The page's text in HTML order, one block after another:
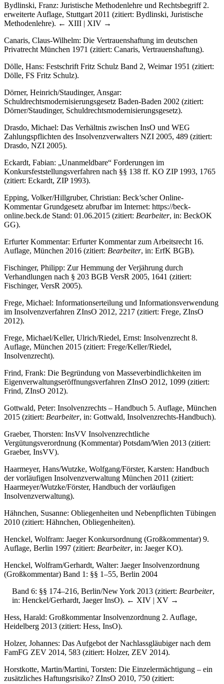
Bydlinski, Franz: Juristische Methodenlehre und Rechtsbegriff 2.
erweiterte Auflage, Stuttgart 2011 (zitiert: Bydlinski, Juristische
Methodenlehre). ← XIII | XIV →
Canaris, Claus-Wilhelm: Die Vertrauenshaftung im deutschen
Privatrecht München 1971 (zitiert: Canaris, Vertrauenshaftung).
Dölle, Hans: Festschrift Fritz Schulz Band 2, Weimar 1951 (zitiert:
Dölle, FS Fritz Schulz).
Dörner, Heinrich/Staudinger, Ansgar:
Schuldrechtsmodernisierungsgesetz Baden-Baden 2002 (zitiert:
Dörner/Staudinger, Schuldrechtsmodernisierungsgesetz).
Drasdo, Michael: Das Verhältnis zwischen InsO und WEG
Zahlungspflichten des Insolvenzverwalters NZI 2005, 489 (zitiert:
Drasdo, NZI 2005).
Eckardt, Fabian: „Unanmeldbare“ Forderungen im
Konkursfeststellungsverfahren nach §§ 138 ff. KO ZIP 1993, 1765
(zitiert: Eckardt, ZIP 1993).
Epping, Volker/Hillgruber, Christian: Beck’scher Online-
Kommentar Grundgesetz abrufbar im Internet: https://beck-
online.beck.de Stand: 01.06.2015 (zitiert: Bearbeiter, in: BeckOK
GG).
Erfurter Kommentar: Erfurter Kommentar zum Arbeitsrecht 16.
Auflage, München 2016 (zitiert: Bearbeiter, in: ErfK BGB).
Fischinger, Philipp: Zur Hemmung der Verjährung durch
Verhandlungen nach § 203 BGB VersR 2005, 1641 (zitiert:
Fischinger, VersR 2005).
Frege, Michael: Informationserteilung und Informationsverwendung
im Insolvenzverfahren ZInsO 2012, 2217 (zitiert: Frege, ZInsO
2012).
Frege, Michael/Keller, Ulrich/Riedel, Ernst: Insolvenzrecht 8.
Auflage, München 2015 (zitiert: Frege/Keller/Riedel,
Insolvenzrecht).
Frind, Frank: Die Begründung von Masseverbindlichkeiten im
Eigenverwaltungseröffnungsverfahren ZInsO 2012, 1099 (zitiert:
Frind, ZInsO 2012).
Gottwald, Peter: Insolvenzrechts – Handbuch 5. Auflage, München
2015 (zitiert: Bearbeiter, in: Gottwald, Insolvenzrechts-Handbuch).
Graeber, Thorsten: InsVV Insolvenzrechtliche
Vergütungsverordnung (Kommentar) Potsdam/Wien 2013 (zitiert:
Graeber, InsVV).
Haarmeyer, Hans/Wutzke, Wolfgang/Förster, Karsten: Handbuch
der vorläufigen Insolvenzverwaltung München 2011 (zitiert:
Haarmeyer/Wutzke/Förster, Handbuch der vorläufigen
Insolvenzverwaltung).
Hähnchen, Susanne: Obliegenheiten und Nebenpflichten Tübingen
2010 (zitiert: Hähnchen, Obliegenheiten).
Henckel, Wolfram: Jaeger Konkursordnung (Großkommentar) 9.
Auflage, Berlin 1997 (zitiert: Bearbeiter, in: Jaeger KO).
Henckel, Wolfram/Gerhardt, Walter: Jaeger Insolvenzordnung
(Großkommentar) Band 1: §§ 1–55, Berlin 2004
Band 6: §§ 174–216, Berlin/New York 2013 (zitiert: Bearbeiter,
in: Henckel/Gerhardt, Jaeger InsO). ← XIV | XV →
Hess, Harald: Großkommentar Insolvenzordnung 2. Auflage,
Heidelberg 2013 (zitiert: Hess, InsO).
Holzer, Johannes: Das Aufgebot der Nachlassgläubiger nach dem
FamFG ZEV 2014, 583 (zitiert: Holzer, ZEV 2014).
Horstkotte, Martin/Martini, Torsten: Die Einzelermächtigung – ein
zusätzliches Haftungsrisiko? ZInsO 2010, 750 (zitiert: